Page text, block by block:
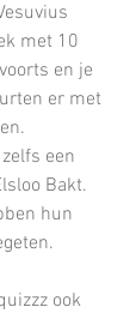
met 10
en je
er met
een
Bakt.
hun
ook